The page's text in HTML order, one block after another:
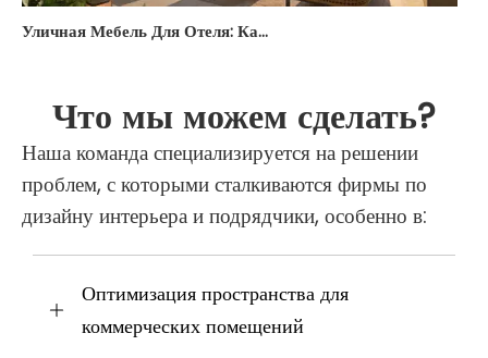
Уличная Мебель Для Отеля: Как Обустроить Террасу И Летнюю Площадку — Гид Для Отельеров 2026
Что мы можем сделать?
Наша команда специализируется на решении
проблем, с которыми сталкиваются фирмы по
дизайну интерьера и подрядчики, особенно в:
Оптимизация пространства для
коммерческих помещений